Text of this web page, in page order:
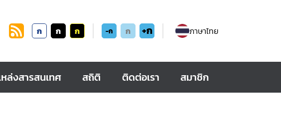
ก ก ก -ก ก +ก ภาษาไทย
ล่งสารสนเทศ สถิติ ติดต่อเรา สมาชิก